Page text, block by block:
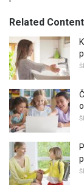
Related Content